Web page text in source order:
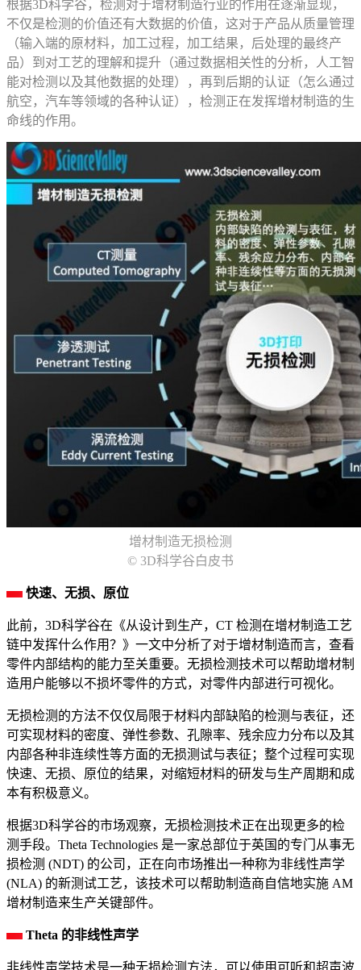
根据3D科学谷，检测对于增材制造行业的作用在逐渐显现，
不仅是检测的价值还有大数据的价值，这对于产品从质量管理
（输入端的原材料，加工过程，加工结果，后处理的最终产
品）到对工艺的理解和提升（通过数据相关性的分析，人工智
能对检测以及其他数据的处理），再到后期的认证（怎么通过
航空，汽车等领域的各种认证），检测正在发挥增材制造的生
命线的作用。
增材制造无损检测
© 3D科学谷白皮书
快速、无损、原位
此前，3D科学谷在《从设计到生产，CT 检测在增材制造工艺
链中发挥什么作用？》一文中分析了对于增材制造而言，查看
零件内部结构的能力至关重要。无损检测技术可以帮助增材制
造用户能够以不损坏零件的方式，对零件内部进行可视化。
无损检测的方法不仅仅局限于材料内部缺陷的检测与表征，还
可实现材料的密度、弹性参数、孔隙率、残余应力分布以及其
内部各种非连续性等方面的无损测试与表征；整个过程可实现
快速、无损、原位的结果，对缩短材料的研发与生产周期和成
本有积极意义。
根据3D科学谷的市场观察，无损检测技术正在出现更多的检
测手段。Theta Technologies 是一家总部位于英国的专门从事无
损检测 (NDT) 的公司，正在向市场推出一种称为非线性声学
(NLA) 的新测试工艺，该技术可以帮助制造商自信地实施 AM
增材制造来生产关键部件。
Theta 的非线性声学